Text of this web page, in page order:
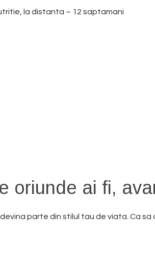
la distanta – 12 saptamani
oriunde ai fi,
parte din stilul tau de viata. Ca